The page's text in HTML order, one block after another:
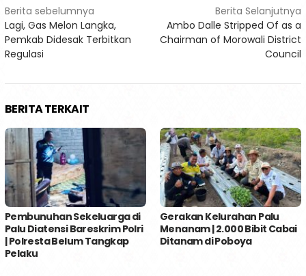
Navigasi
pos
Berita sebelumnya
Lagi, Gas Melon Langka,
Pemkab Didesak Terbitkan
Regulasi
Berita Selanjutnya
Ambo Dalle Stripped Of as a
Chairman of Morowali District
Council
BERITA TERKAIT
Pembunuhan Sekeluarga di
Palu Diatensi Bareskrim Polri
| Polresta Belum Tangkap
Pelaku
Gerakan Kelurahan Palu
Menanam | 2.000 Bibit Cabai
Ditanam di Poboya